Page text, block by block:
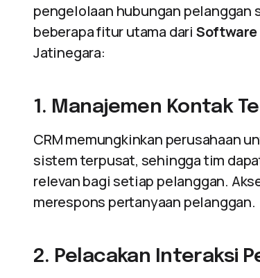
pengelolaan hubungan pelanggan
beberapa fitur utama dari Software
Jatinegara:
1. Manajemen Kontak
CRM memungkinkan perusahaan
sistem terpusat, sehingga tim
relevan bagi setiap pelanggan.
merespons pertanyaan pelanggan.
2. Pelacakan Interaksi